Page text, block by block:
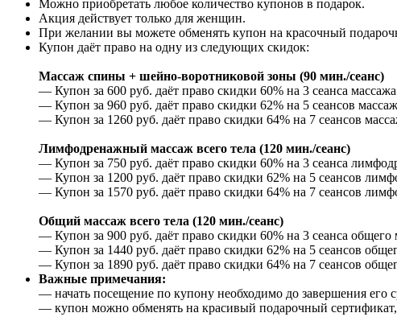
Можно приобретать любое количество купонов в подарок.
Акция действует только для женщин.
При желании вы можете обменять купон на красочный
Купон даёт право на одну из следующих скидок:
Массаж спины + шейно-воротниковой зоны (90 мин./сеанс)
— Купон за 600 руб. даёт право скидки 60% на 3 сеанса
— Купон за 960 руб. даёт право скидки 62% на 5 сеансов
— Купон за 1260 руб. даёт право скидки 64% на 7 сеансов
Лимфодренажный массаж всего тела (120 мин./сеанс)
— Купон за 750 руб. даёт право скидки 60% на 3 сеанса
— Купон за 1200 руб. даёт право скидки 62% на 5 сеансов
— Купон за 1570 руб. даёт право скидки 64% на 7 сеансов
Общий массаж всего тела (120 мин./сеанс)
— Купон за 900 руб. даёт право скидки 60% на 3 сеанса общего
— Купон за 1440 руб. даёт право скидки 62% на 5 сеансов
— Купон за 1890 руб. даёт право скидки 64% на 7 сеансов
Важные примечания:
— начать посещение по купону необходимо до завершения его
— купон можно обменять на красивый подарочный сертификат,